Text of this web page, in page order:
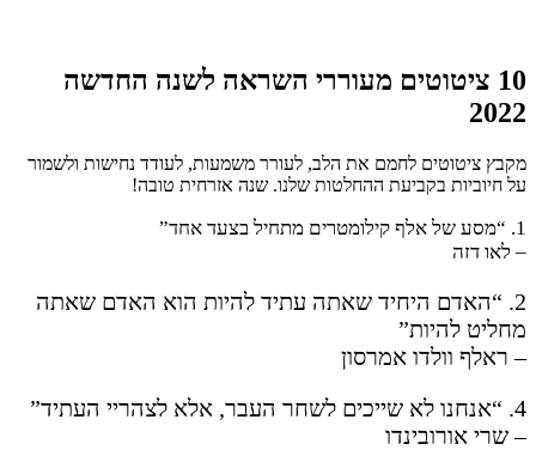
10 ציטוטים מעוררי השראה לשנה החדשה
2022
מקבץ ציטוטים לחמם את הלב, לעורר משמעות, לעודד נחישות ולשמור
על חיוביות בקביעת ההחלטות שלנו. שנה אזרחית טובה!
1. “מסע של אלף קילומטרים מתחיל בצעד אחד”
– לאו דזה
2. “האדם היחיד שאתה עתיד להיות הוא האדם שאתה
מחליט להיות”
– ראלף וולדו אמרסון
4. “אנחנו לא שייכים לשחר העבר, אלא לצהריי העתיד”
– שרי אורובינדו